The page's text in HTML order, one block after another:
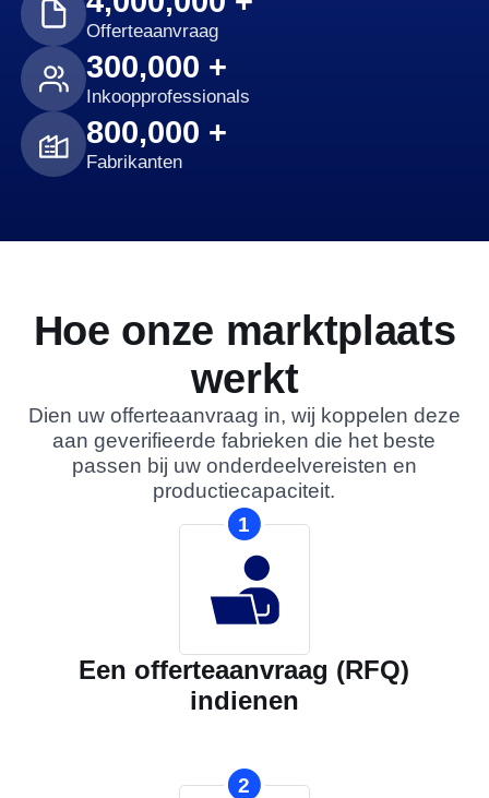
Offerteaanvraag
300,000 +
Inkoopprofessionals
800,000 +
Fabrikanten
Hoe onze marktplaats
werkt
Dien uw offerteaanvraag in, wij koppelen deze
aan geverifieerde fabrieken die het beste
passen bij uw onderdeelvereisten en
productiecapaciteit.
1
Een offerteaanvraag (RFQ)
indienen
2